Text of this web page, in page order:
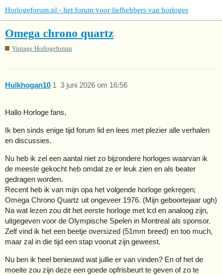
Horlogeforum.nl - het forum voor liefhebbers van horloges
Omega chrono quartz
Vintage Horlogeforum
Hulkhogan10 3 juni 2026 om 16:56
1
Hallo Horloge fans,
Ik ben sinds enige tijd forum lid en lees met plezier alle verhalen
en discussies.
Nu heb ik zel een aantal niet zo bijzondere horloges waarvan ik
de meeste gekocht heb omdat ze er leuk zien en als beater
gedragen worden.
Recent heb ik van mijn opa het volgende horloge gekregen;
Omega Chrono Quartz uit ongeveer 1976. (Mijn geboortejaar ugh)
Na wat lezen zou dit het eerste horloge met lcd en analoog zijn,
uitgegeven voor de Olympische Spelen in Montreal als sponsor.
Zelf vind ik het een beetje oversized (51mm breed) en too much,
maar zal in die tijd een stap vooruit zijn geweest.
Nu ben ik heel benieuwd wat jullie er van vinden? En of het de
moeite zou zijn deze een goede opfrisbeurt te geven of zo te